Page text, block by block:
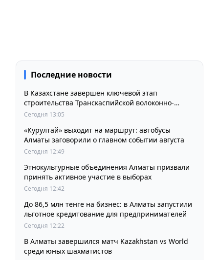
Последние новости
В Казахстане завершен ключевой этап
строительства Транскаспийской волоконно-
оптической линии связи
Сегодня 13:05
«Курултай» выходит на маршрут: автобусы
Алматы заговорили о главном событии августа
Сегодня 12:49
Этнокультурные объединения Алматы призвали
принять активное участие в выборах
Сегодня 12:42
До 86,5 млн тенге на бизнес: в Алматы запустили
льготное кредитование для предпринимателей
Сегодня 12:22
В Алматы завершился матч Kazakhstan vs World
среди юных шахматистов